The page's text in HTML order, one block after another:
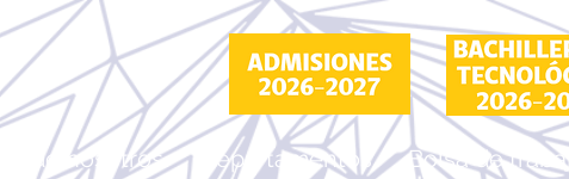
de nosotros Departamentos Bolsa de